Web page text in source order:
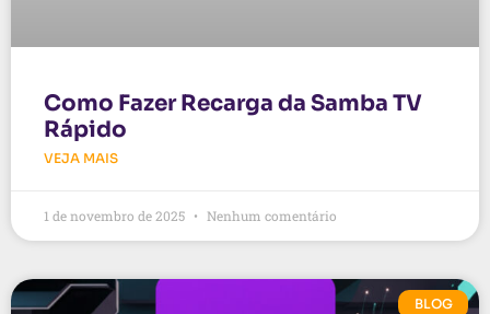
Como Fazer Recarga da Samba TV
Rápido
VEJA MAIS
1 de novembro de 2025 Nenhum comentário
BLOG